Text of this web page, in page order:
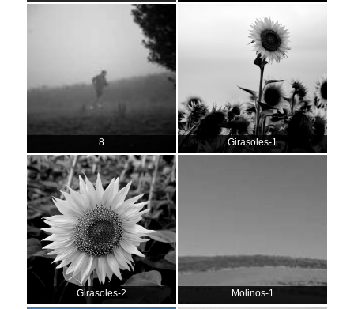
8 Girasoles-1
Girasoles-2 Molinos-1